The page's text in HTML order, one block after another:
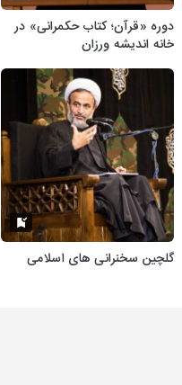
دوره «قرآن؛ کتاب حکمرانی» در
خانه اندیشه ورزان
گلچین سخنرانی های اسلامی